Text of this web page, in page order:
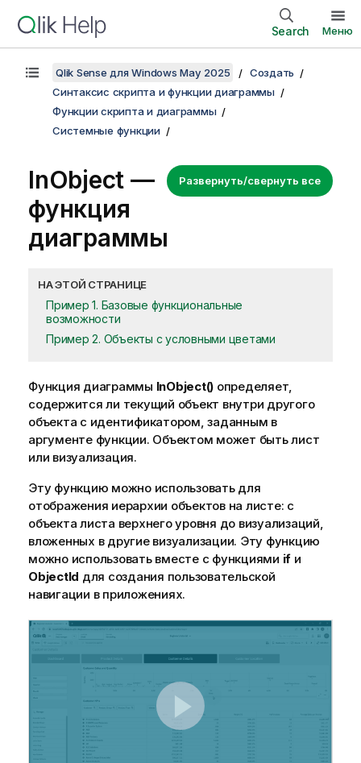
Search Меню
Qlik Sense для Windows May 2025
Создать
Синтаксис скрипта и функции диаграммы
Функции скрипта и диаграммы
Системные функции
Развернуть/свернуть все
InObject —
функция
диаграммы
НА ЭТОЙ СТРАНИЦЕ
Пример 1. Базовые функциональные
возможности
Пример 2. Объекты с условными цветами
Функция диаграммы InObject() определяет,
содержится ли текущий объект внутри другого
объекта с идентификатором, заданным в
аргументе функции. Объектом может быть лист
или визуализация.
Эту функцию можно использовать для
отображения иерархии объектов на листе: с
объекта листа верхнего уровня до визуализаций,
вложенных в другие визуализации. Эту функцию
можно использовать вместе с функциями if и
ObjectId для создания пользовательской
навигации в приложениях.